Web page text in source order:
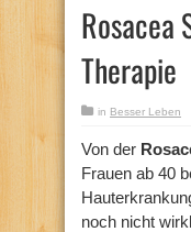
Rosacea
Therapie
in Besser Leben
Von der
Frauen ab 40
noch nicht